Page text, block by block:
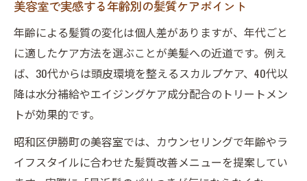
美容室で実感する年齢別の髪質ケアポイント
年齢による髪質の変化は個人差がありますが、年代ごと
に適したケア方法を選ぶことが美髪への近道です。例え
ば、30代からは頭皮環境を整えるスカルプケア、40代以
降は水分補給やエイジングケア成分配合のトリートメン
トが効果的です。
昭和区伊勝町の美容室では、カウンセリングで年齢やラ
イフスタイルに合わせた髪質改善メニューを提案してい